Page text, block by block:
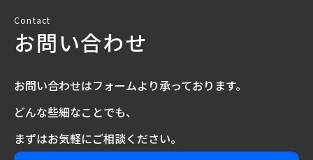
Contact
お問い合わせ
お問い合わせはフォームより承っております。
どんな些細なことでも、
まずはお気軽にご相談ください。